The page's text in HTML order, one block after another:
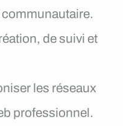
communautaire.
de suivi et
les réseaux
professionnel.